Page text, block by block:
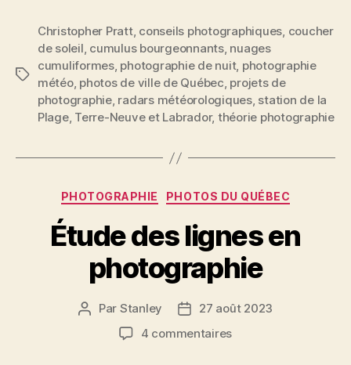
Étiquettes
Christopher Pratt, conseils photographiques, coucher
de soleil, cumulus bourgeonnants, nuages
cumuliformes, photographie de nuit, photographie
météo, photos de ville de Québec, projets de
photographie, radars météorologiques, station de la
Plage, Terre-Neuve et Labrador, théorie photographie
Catégories
PHOTOGRAPHIE PHOTOS DU QUÉBEC
Étude des lignes en
photographie
Auteur
l'article
Par Stanley
Date27 août 2023
4 commentairessur